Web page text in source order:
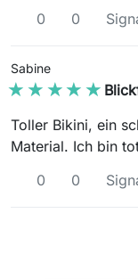
0
0
Sabine
★★★★★
★★★★★
Toller Bikini, ein
Material. Ich bin
0
0